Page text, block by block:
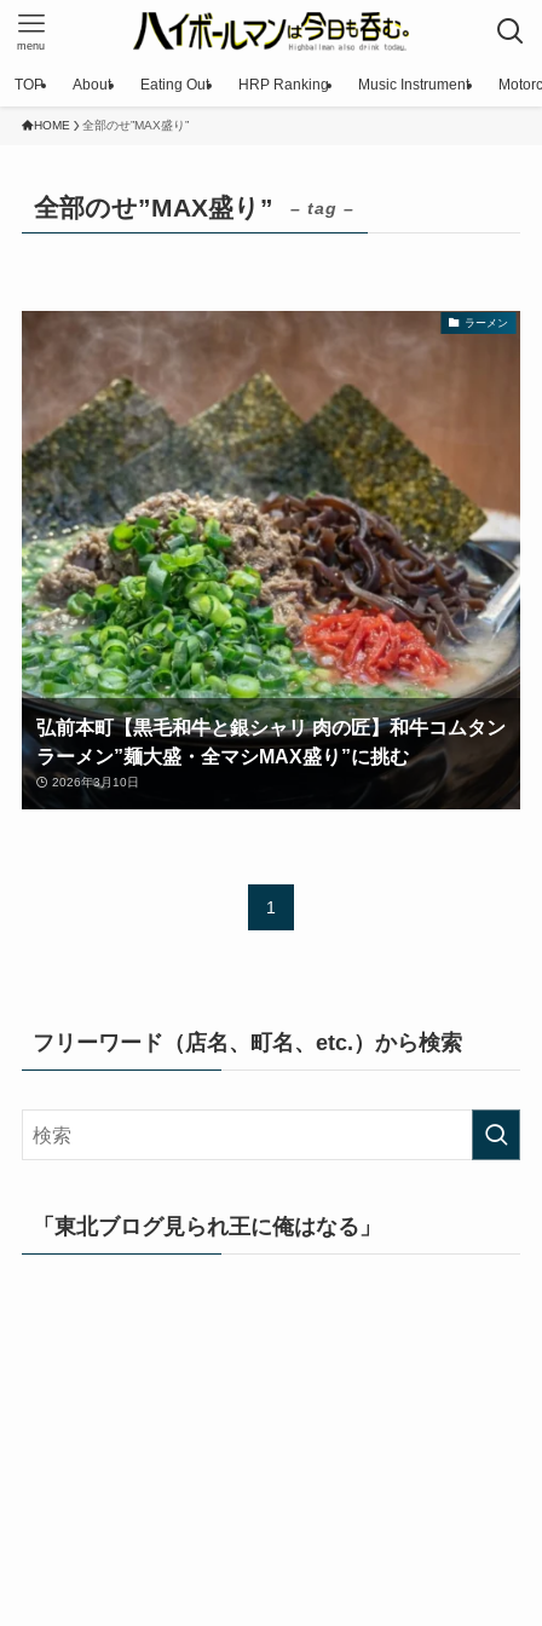
menu
TOP About Eating Out HRP Ranking Music Instrument
HOME 全部のせ”MAX盛り”
全部のせ”MAX盛り” – tag –
ラーメン
弘前本町【黒毛和牛と銀シャリ 肉の匠】和牛コムタン
ラーメン”麺大盛・全マシMAX盛り”に挑む
2026年3月10日
1
フリーワード（店名、町名、etc.）から検索
「東北ブログ見られ王に俺はなる」